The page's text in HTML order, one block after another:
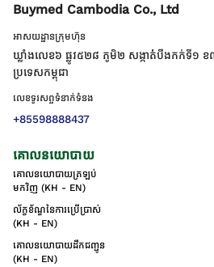
Buymed Cambodia Co., Ltd
អាសយដ្ឋានក្រុមហ៊ុន
ឃ្លាំងលេខ៦ ផ្លូវ៥២៨ ភូមិ២ សង្កាត់់បឹងកក់ទី១
ប្រទេសកម្ពុជា
លេខទូរសព្ទទំនាក់ទំនង
+85598888437
គោលនយោបាយ
គោលនយោបាយត្រឡប់
មកវិញ (KH - EN)
ល័ក្ខខ័ណ្ឌនៃការប្រើប្រាស់
(KH - EN)
គោលនយោបាយដឹកជញ្ជូន
(KH - EN)